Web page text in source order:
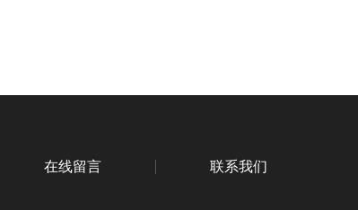
在线留言 联系我们